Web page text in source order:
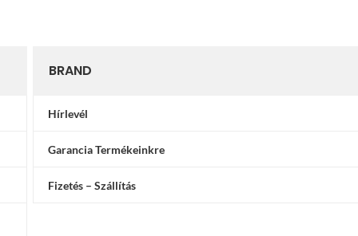
BRAND
Hírlevél
Garancia Termékeinkre
Fizetés – Szállítás